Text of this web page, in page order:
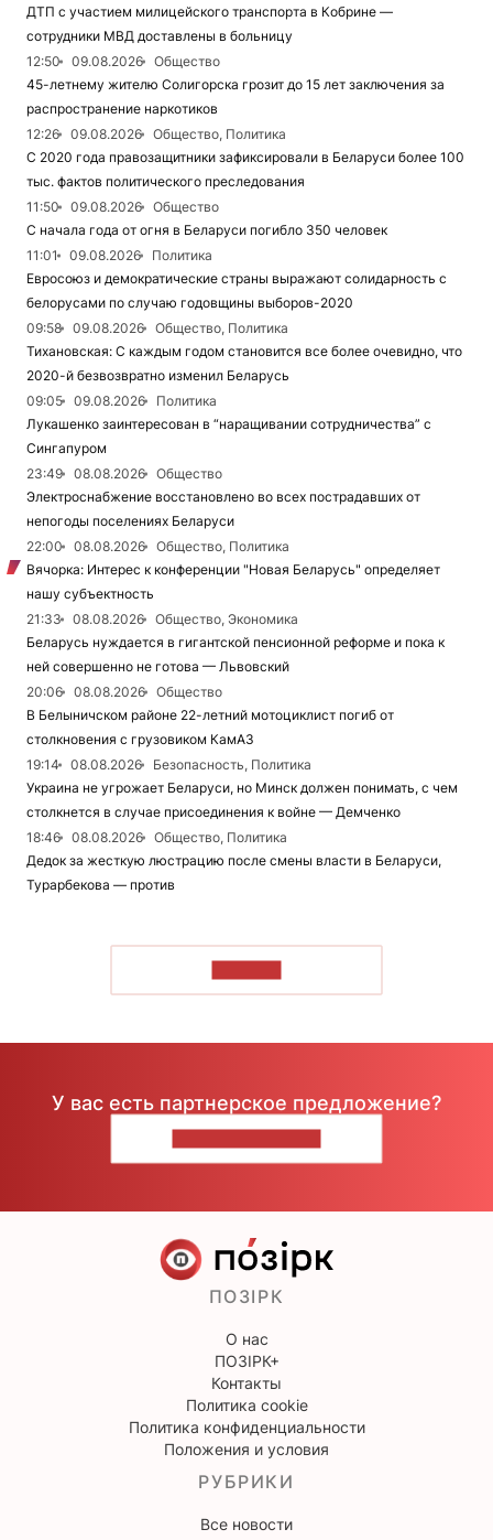
ДТП с участием милицейского транспорта в Кобрине —
сотрудники МВД доставлены в больницу
12:50
09.08.2026
Общество
45-летнему жителю Солигорска грозит до 15 лет заключения за
распространение наркотиков
12:26
09.08.2026
Общество, Политика
С 2020 года правозащитники зафиксировали в Беларуси более 100
тыс. фактов политического преследования
11:50
09.08.2026
Общество
С начала года от огня в Беларуси погибло 350 человек
11:01
09.08.2026
Политика
Евросоюз и демократические страны выражают солидарность с
белорусами по случаю годовщины выборов-2020
09:58
09.08.2026
Общество, Политика
Тихановская: С каждым годом становится все более очевидно, что
2020-й безвозвратно изменил Беларусь
09:05
09.08.2026
Политика
Лукашенко заинтересован в “наращивании сотрудничества” с
Сингапуром
23:49
08.08.2026
Общество
Электроснабжение восстановлено во всех пострадавших от
непогоды поселениях Беларуси
22:00
08.08.2026
Общество, Политика
Вячорка: Интерес к конференции "Новая Беларусь" определяет
нашу субъектность
21:33
08.08.2026
Общество, Экономика
Беларусь нуждается в гигантской пенсионной реформе и пока к
ней совершенно не готова — Львовский
20:06
08.08.2026
Общество
В Белыничском районе 22-летний мотоциклист погиб от
столкновения с грузовиком КамАЗ
19:14
08.08.2026
Безопасность, Политика
Украина не угрожает Беларуси, но Минск должен понимать, с чем
столкнется в случае присоединения к войне — Демченко
18:46
08.08.2026
Общество, Политика
Дедок за жесткую люстрацию после смены власти в Беларуси,
Турарбекова — против
У вас есть партнерское предложение?
ПОЗІРК
О нас
ПОЗІРК+
Контакты
Политика cookie
Политика конфиденциальности
Положения и условия
РУБРИКИ
Все новости